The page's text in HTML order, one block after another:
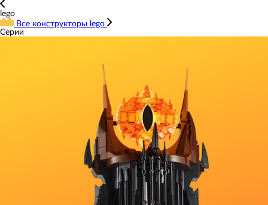
lego
Все конструкторы lego
Серии